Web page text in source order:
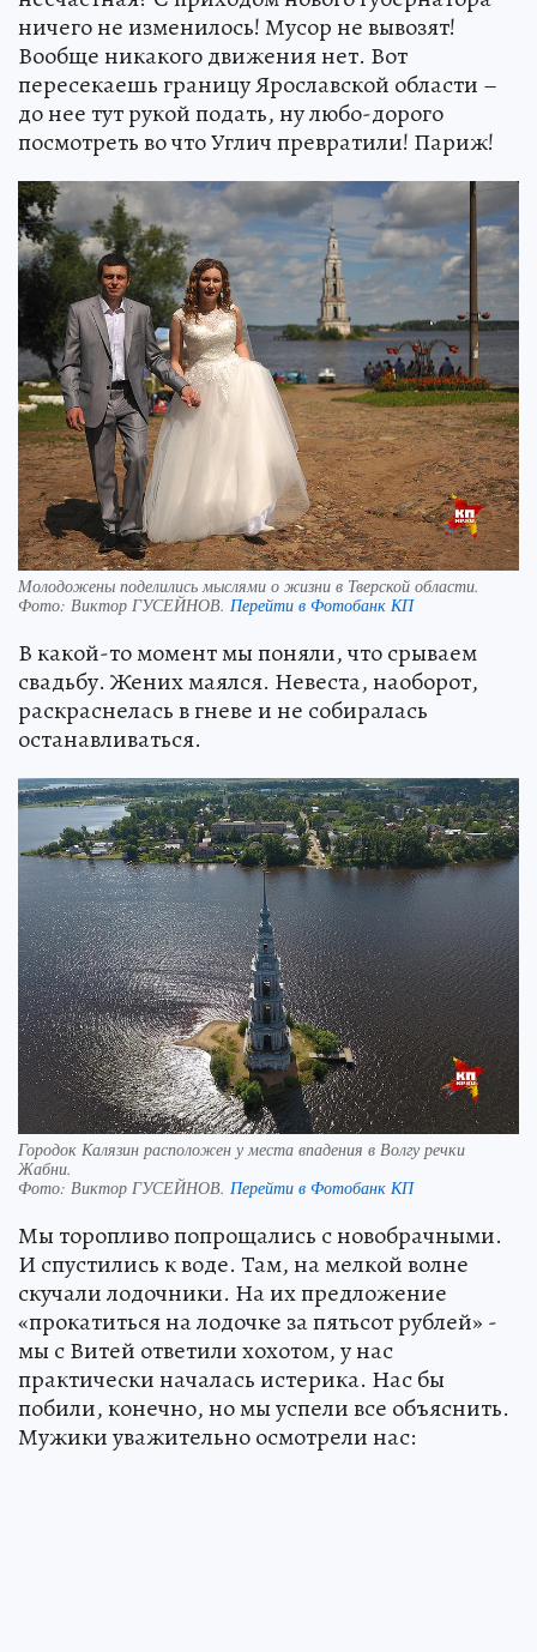
ничего не изменилось! Мусор не вывозят!
Вообще никакого движения нет. Вот
пересекаешь границу Ярославской области –
до нее тут рукой подать, ну любо-дорого
посмотреть во что Углич превратили! Париж!
Молодожены поделились мыслями о жизни в Тверской области.
Фото: Виктор ГУСЕЙНОВ. Перейти в Фотобанк КП
В какой-то момент мы поняли, что срываем
свадьбу. Жених маялся. Невеста, наоборот,
раскраснелась в гневе и не собиралась
останавливаться.
Городок Калязин расположен у места впадения в Волгу речки
Жабни.
Фото: Виктор ГУСЕЙНОВ. Перейти в Фотобанк КП
Мы торопливо попрощались с новобрачными.
И спустились к воде. Там, на мелкой волне
скучали лодочники. На их предложение
«прокатиться на лодочке за пятьсот рублей» -
мы с Витей ответили хохотом, у нас
практически началась истерика. Нас бы
побили, конечно, но мы успели все объяснить.
Мужики уважительно осмотрели нас: